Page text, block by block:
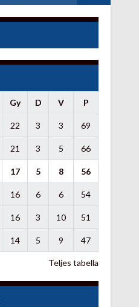
Gy D V P
22 3 3 69
21 3 5 66
17 5 8 56
16 6 6 54
16 3 10 51
14 5 9 47
Teljes tabella